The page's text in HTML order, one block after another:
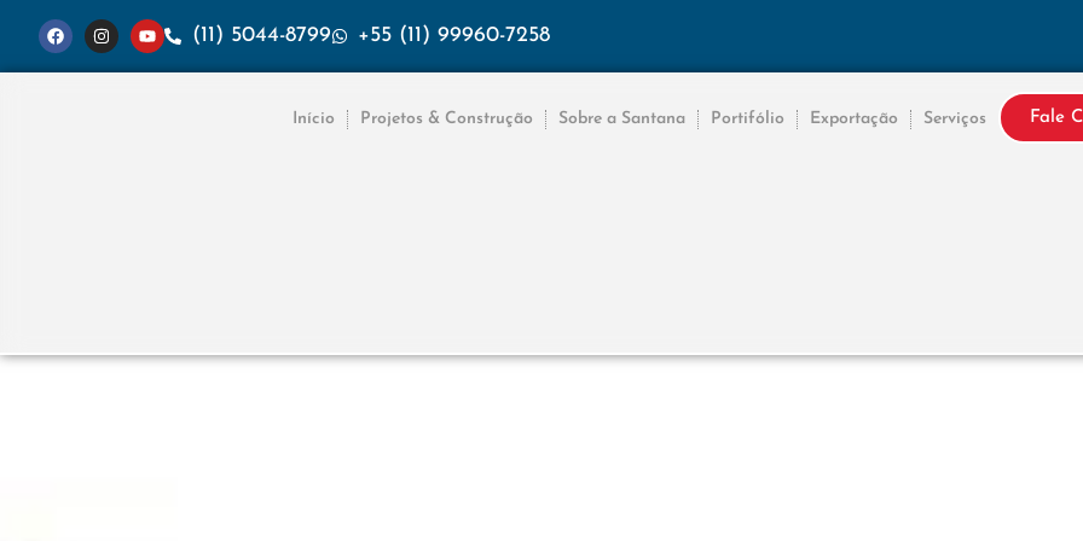
(11) 5044-8799 +55 (11) 99960-7258
Início Projetos & Construção Sobre a Santana Portifólio Exportação Serviços Fale